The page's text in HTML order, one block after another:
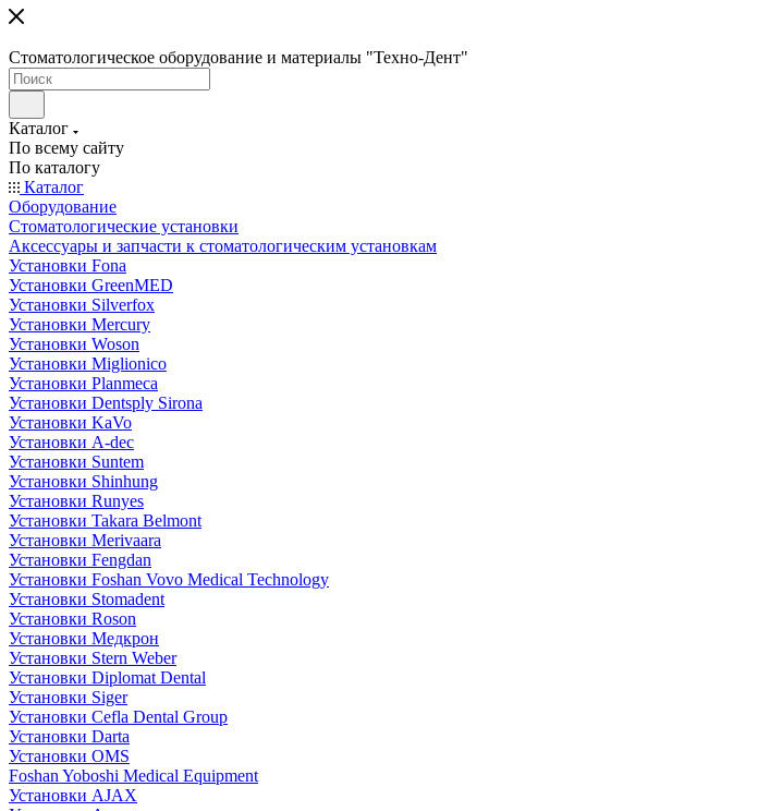
Стоматологическое оборудование и материалы "Техно-Дент"
Каталог
По всему сайту
По каталогу
Каталог
Оборудование
Стоматологические установки
Аксессуары и запчасти к стоматологическим установкам
Установки Fona
Установки GreenMED
Установки Silverfox
Установки Mercury
Установки Woson
Установки Miglionico
Установки Planmeca
Установки Dentsply Sirona
Установки KaVo
Установки A-dec
Установки Suntem
Установки Shinhung
Установки Runyes
Установки Takara Belmont
Установки Merivaara
Установки Fengdan
Установки Foshan Vovo Medical Technology
Установки Stomadent
Установки Roson
Установки Медкрон
Установки Stern Weber
Установки Diplomat Dental
Установки Siger
Установки Cefla Dental Group
Установки Darta
Установки OMS
Foshan Yoboshi Medical Equipment
Установки AJAX